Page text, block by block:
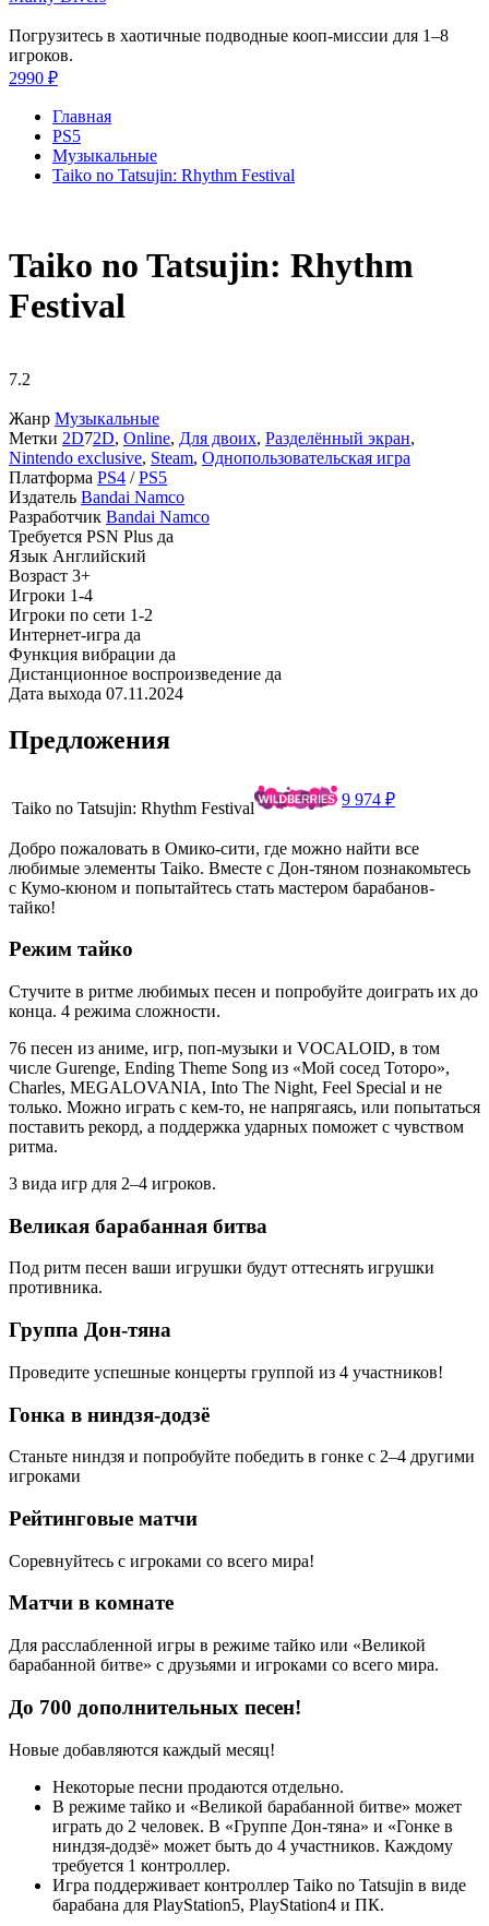
Погрузитесь в хаотичные подводные кооп-миссии для 1–8
игроков.
2990 ₽
Главная
PS5
Музыкальные
Taiko no Tatsujin: Rhythm Festival
Taiko no Tatsujin: Rhythm
Festival
7.2
Жанр Музыкальные
Метки 2D72D, Online, Для двоих, Разделённый экран,
Nintendo exclusive, Steam, Однопользовательская игра
Платформа PS4 /PS5
Издатель Bandai Namco
Разработчик Bandai Namco
Требуется PSN Plus да
Язык Английский
Возраст 3+
Игроки 1-4
Игроки по сети 1-2
Интернет-игра да
Функция вибрации да
Дистанционное воспроизведение да
Дата выхода 07.11.2024
Предложения
Taiko no Tatsujin: Rhythm Festival 9 974 ₽
Добро пожаловать в Омико-сити, где можно найти все
любимые элементы Taiko. Вместе с Дон-тяном познакомьтесь
с Кумо-кюном и попытайтесь стать мастером барабанов-
тайко!
Режим тайко
Стучите в ритме любимых песен и попробуйте доиграть их до
конца. 4 режима сложности.
76 песен из аниме, игр, поп-музыки и VOCALOID, в том
числе Gurenge, Ending Theme Song из «Мой сосед Тоторо»,
Charles, MEGALOVANIA, Into The Night, Feel Special и не
только. Можно играть с кем-то, не напрягаясь, или попытаться
поставить рекорд, а поддержка ударных поможет с чувством
ритма.
3 вида игр для 2–4 игроков.
Великая барабанная битва
Под ритм песен ваши игрушки будут оттеснять игрушки
противника.
Группа Дон-тяна
Проведите успешные концерты группой из 4 участников!
Гонка в ниндзя-додзё
Станьте ниндзя и попробуйте победить в гонке с 2–4 другими
игроками
Рейтинговые матчи
Соревнуйтесь с игроками со всего мира!
Матчи в комнате
Для расслабленной игры в режиме тайко или «Великой
барабанной битве» с друзьями и игроками со всего мира.
До 700 дополнительных песен!
Новые добавляются каждый месяц!
Некоторые песни продаются отдельно.
В режиме тайко и «Великой барабанной битве» может
играть до 2 человек. В «Группе Дон-тяна» и «Гонке в
ниндзя-додзё» может быть до 4 участников. Каждому
требуется 1 контроллер.
Игра поддерживает контроллер Taiko no Tatsujin в виде
барабана для PlayStation5, PlayStation4 и ПК.